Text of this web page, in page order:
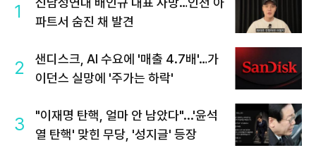
1
파트서 숨진 채 발견
2
샌디스크, AI 수요에 '매출 4.7배'…가
이던스 실망에 '주가는 하락'
3
"이재명 탄핵, 얼마 안 남았다"...'윤석
열 탄핵' 맞힌 무당, '성지글' 등장